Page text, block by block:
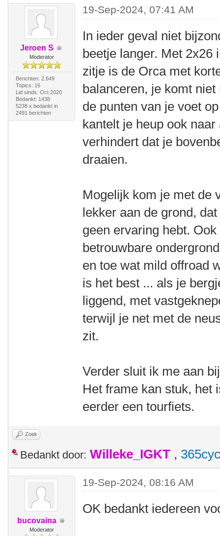
Jeroen S
Moderator
Berichten: 2.649
Topics: 16
Lid sinds: Oct 2020
Bedankt: 1438
5238 x bedankt in
2491 berichten
19-Sep-2024, 07:41 AM
In ieder geval niet
beetje langer. Met 2x26
zitje is de Orca met
balanceren, je komt
de punten van je voet
kantelt je heup ook
verhindert dat je
draaien.
Mogelijk kom je met de
lekker aan de grond,
geen ervaring hebt.
betrouwbare
en toe wat mild offroad
is het best ... als je
liggend, met
terwijl je net met de
zit.
Verder sluit ik me aan
Het frame kan stuk, het
eerder een tourfiets.
Zoek
Bedankt door: Willeke_IGKT ,
bucovaina
Moderator
19-Sep-2024, 08:16 AM
OK bedankt iedereen